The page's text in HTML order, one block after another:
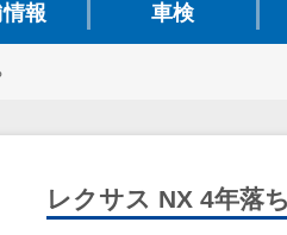
報 車検
レクサス NX 4年落